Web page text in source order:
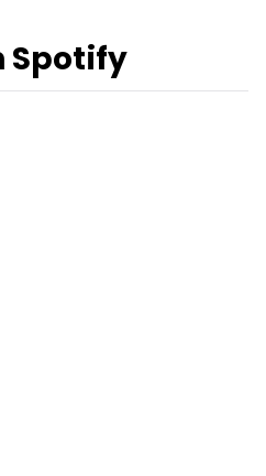
Spotify